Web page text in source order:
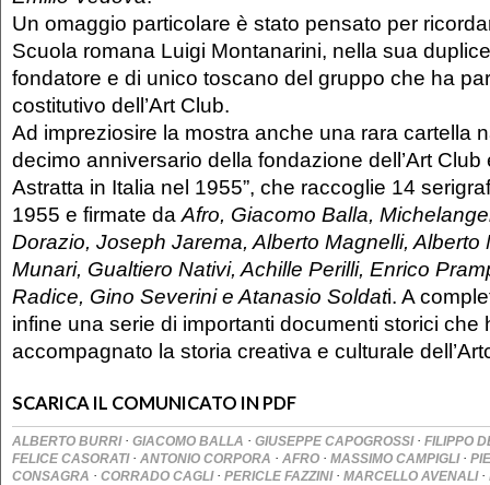
Un omaggio particolare è stato pensato per
Scuola romana Luigi Montanarini, nella sua
fondatore e di unico toscano del gruppo che ha
costitutivo dell’Art Club.
Ad impreziosire la mostra anche una rara cartella
decimo anniversario della fondazione dell’Art Club
Astratta in Italia nel 1955”, che raccoglie 14
1955 e firmate da Afro, Giacomo Balla,
Dorazio, Joseph Jarema, Alberto Magnelli, Alberto
Munari, Gualtiero Nativi, Achille Perilli, Enrico
Radice, Gino Severini e Atanasio Soldati. A
infine una serie di importanti documenti storici che
accompagnato la storia creativa e culturale
SCARICA IL COMUNICATO IN PDF
ALBERTO BURRI · GIACOMO BALLA · GIUSEPPE CAPOGROSSI · FILIPPO
FELICE CASORATI · ANTONIO CORPORA · AFRO · MASSIMO CAMPIGLI ·
CONSAGRA · CORRADO CAGLI · PERICLE FAZZINI · MARCELLO AVENALI ·